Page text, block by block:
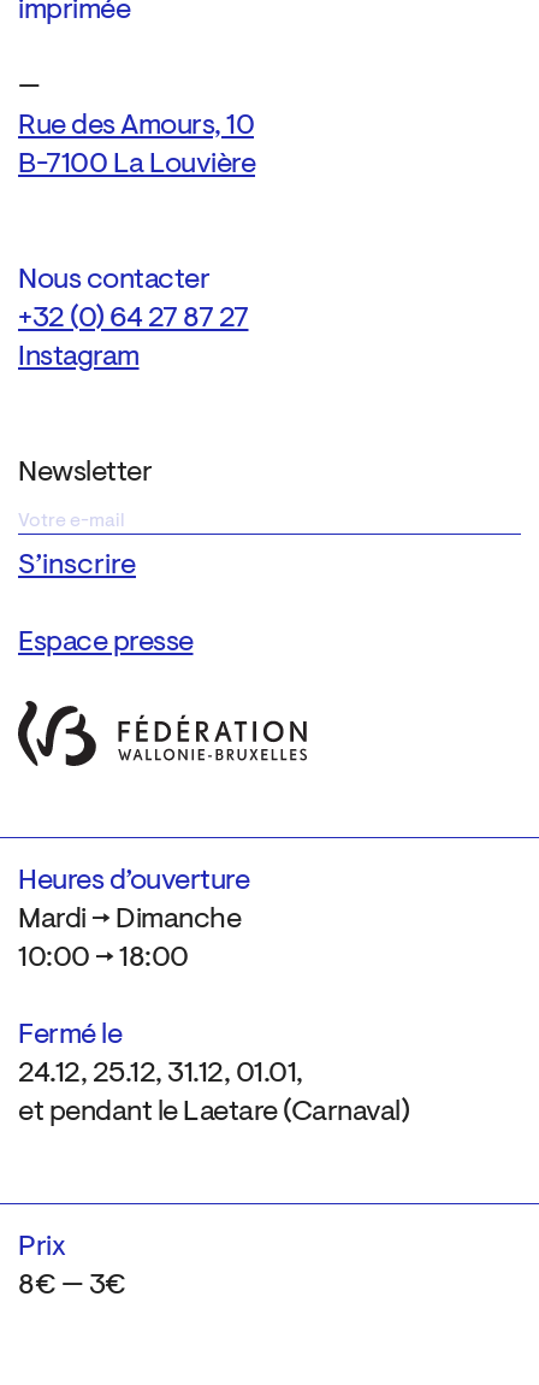
imprimée
—
Rue des Amours, 10
B-7100 La Louvière
Nous contacter
+32 (0) 64 27 87 27
Instagram
Newsletter
Espace presse
Heures d’ouverture
Mardi → Dimanche
10:00 → 18:00
Fermé le
24.12, 25.12, 31.12, 01.01,
et pendant le Laetare (Carnaval)
Prix
8€ — 3€